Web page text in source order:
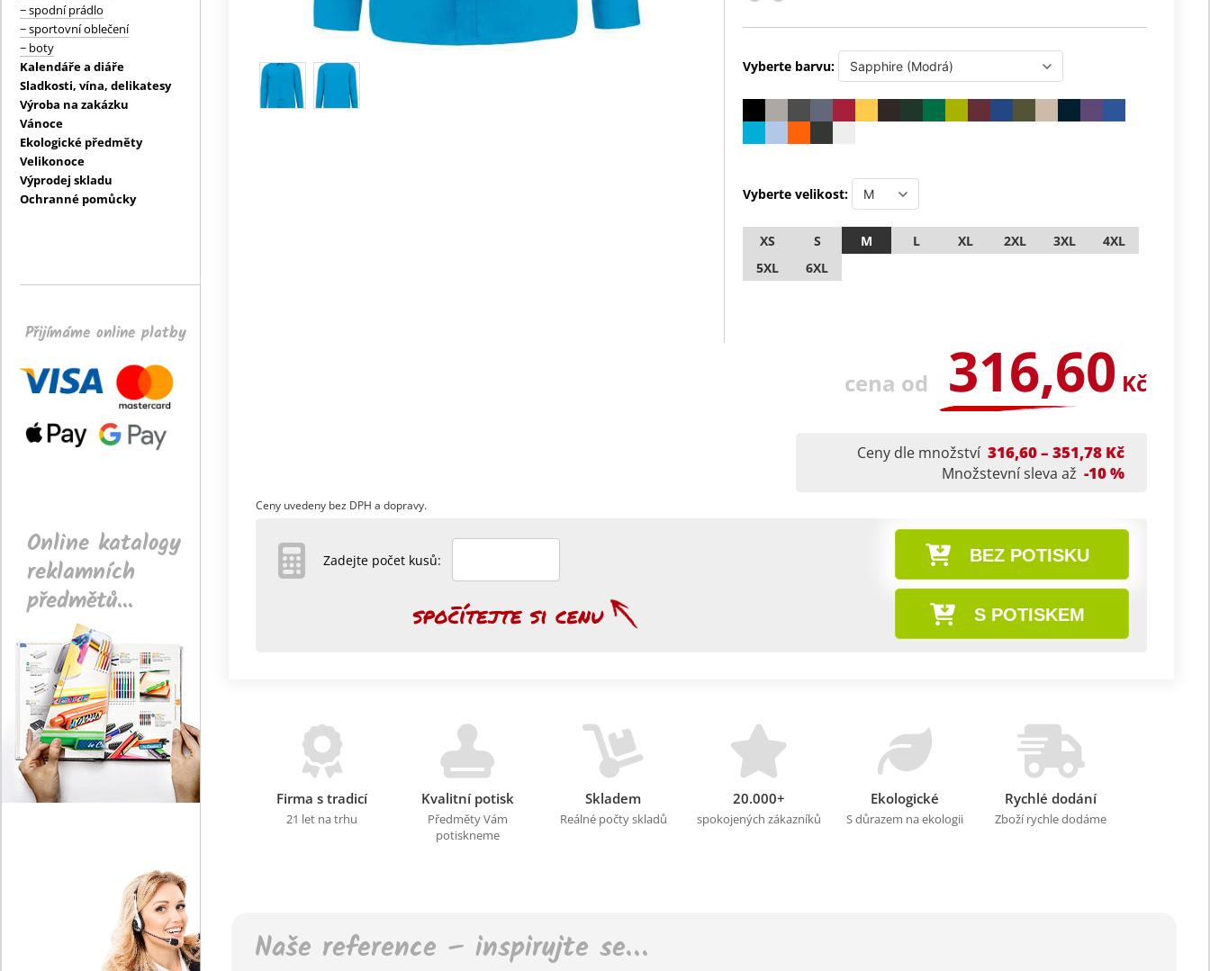
− spodní prádlo
− sportovní oblečení
− boty
Kalendáře a diáře
Sladkosti, vína, delikatesy
Výroba na zakázku
Vánoce
Ekologické předměty
Velikonoce
Výprodej skladu
Ochranné pomůcky
Přijímáme online platby
Online katalogy
reklamních
předmětů...
Vyberte barvu:
Vyberte velikost:
XS S M L XL 2XL 3XL
4XL
5XL
6XL
cena od 316,60 Kč
Ceny dle množství 316,60 – 351,78 Kč
Množstevní sleva až -10 %
Ceny uvedeny bez DPH a dopravy.
BEZ POTISKU
S POTISKEM
Zadejte počet kusů:
Firma s tradicí
21 let na trhu
Kvalitní potisk
Předměty Vám
potiskneme
Skladem
Reálné počty skladů
20.000+
spokojených zákazníků
Ekologické
S důrazem na ekologii
Rychlé dodání
Zboží rychle dodáme
Naše reference – inspirujte se…